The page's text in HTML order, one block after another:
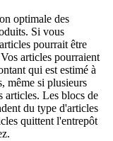
optimale des
Si vous
pourrait être
articles pourraient
qui est estimé à
même si plusieurs
articles. Les blocs de
du type d'articles
quittent l'entrepôt